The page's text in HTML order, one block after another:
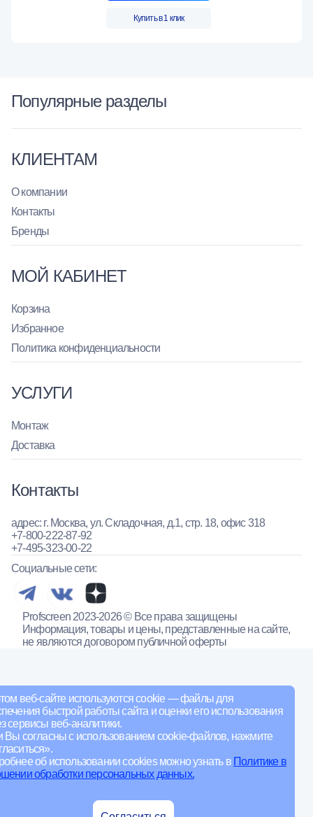
веб-сайте используются cookie — файлы для
быстрой работы сайта и оценки его использования
сервисы веб-аналитики.
Вы согласны с использованием cookie-файлов, нажмите
об использовании cookies можно узнать в Политике в
обработки персональных данных.
Купить в 1 клик
Популярные разделы
КЛИЕНТАМ
О компании
Контакты
Бренды
МОЙ КАБИНЕТ
Корзина
Избранное
Политика конфиденциальности
УСЛУГИ
Монтаж
Доставка
Контакты
адрес: г. Москва, ул. Складочная, д.1, стр. 18, офис 318
+7-800-222-87-92
+7-495-323-00-22
Социальные сети:
Profscreen 2023-2026 © Все права защищены
Информация, товары и цены, представленные на сайте,
не являются договором публичной оферты